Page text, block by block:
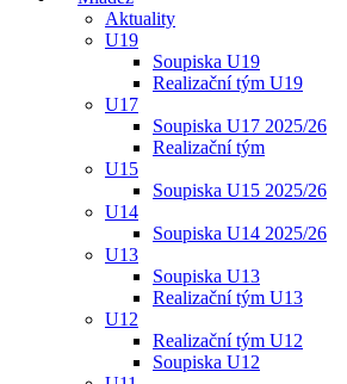
Aktuality
U19
Soupiska U19
Realizační tým U19
U17
Soupiska U17 2025/26
Realizační tým
U15
Soupiska U15 2025/26
U14
Soupiska U14 2025/26
U13
Soupiska U13
Realizační tým U13
U12
Realizační tým U12
Soupiska U12